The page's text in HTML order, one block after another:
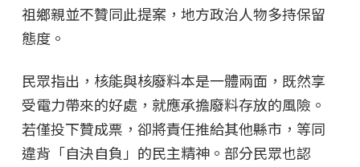
祖鄉親並不贊同此提案，地方政治人物多持保留
態度。
民眾指出，核能與核廢料本是一體兩面，既然享
受電力帶來的好處，就應承擔廢料存放的風險。
若僅投下贊成票，卻將責任推給其他縣市，等同
違背「自決自負」的民主精神。部分民眾也認